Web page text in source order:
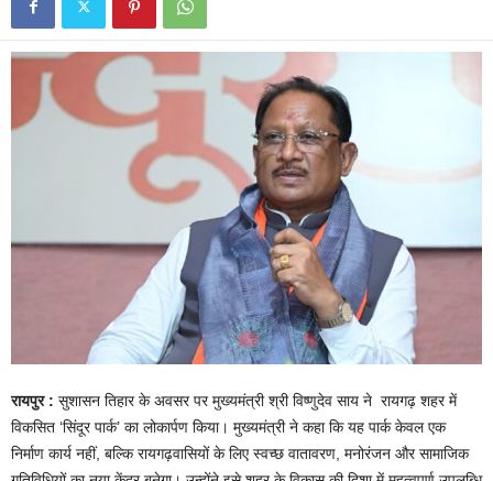
रायपुर : सुशासन तिहार के अवसर पर मुख्यमंत्री श्री विष्णुदेव साय ने रायगढ़ शहर में
विकसित ‘सिंदूर पार्क’ का लोकार्पण किया। मुख्यमंत्री ने कहा कि यह पार्क केवल एक
निर्माण कार्य नहीं, बल्कि रायगढ़वासियों के लिए स्वच्छ वातावरण, मनोरंजन और सामाजिक